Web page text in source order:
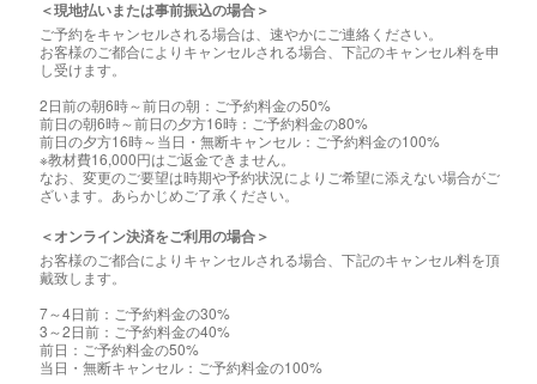
＜現地払いまたは事前振込の場合＞
ご予約をキャンセルされる場合は、速やかにご連絡ください。
お客様のご都合によりキャンセルされる場合、下記のキャンセル料を申
し受けます。
2日前の朝6時～前日の朝：ご予約料金の50%
前日の朝6時～前日の夕方16時：ご予約料金の80%
前日の夕方16時～当日・無断キャンセル：ご予約料金の100%
※教材費16,000円はご返金できません。
なお、変更のご要望は時期や予約状況によりご希望に添えない場合がご
ざいます。あらかじめご了承ください。
＜オンライン決済をご利用の場合＞
お客様のご都合によりキャンセルされる場合、下記のキャンセル料を頂
戴致します。
7～4日前：ご予約料金の30%
3～2日前：ご予約料金の40%
前日：ご予約料金の50%
当日・無断キャンセル：ご予約料金の100%